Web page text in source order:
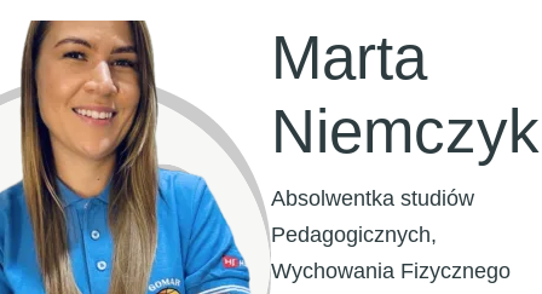
Marta
Niemczyk
Absolwentka studiów
Pedagogicznych,
Wychowania Fizycznego